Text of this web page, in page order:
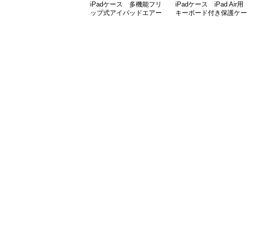
iPadケース 多機能フリ
ップ式アイパッドエアー
iPadケース iPad Air用
キーボード付き保護ケー